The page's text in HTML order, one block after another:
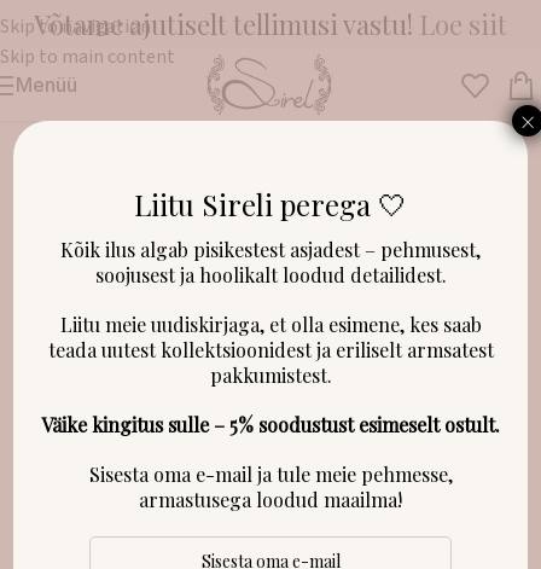
Skip to navigation
Skip to main content
Võtame ajutiselt tellimusi vastu! Loe siit
Menüü
Esileht/Beebitekid
LAOST OTSAS!
Liitu Sireli perega 🤍
Kõik ilus algab pisikestest asjadest – pehmusest,
soojusest ja hoolikalt loodud detailidest.
Liitu meie uudiskirjaga, et olla esimene, kes saab
teada uutest kollektsioonidest ja eriliselt armsatest
pakkumistest.
Väike kingitus sulle – 5% soodustust esimeselt ostult.
Sisesta oma e-mail ja tule meie pehmesse,
armastusega loodud maailma!
×